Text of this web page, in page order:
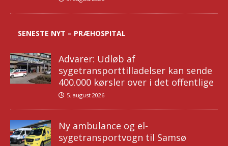
SENESTE NYT – PRÆHOSPITAL
Advarer: Udløb af
sygetransporttilladelser kan sende
400.000 kørsler over i det offentlige
5. august 2026
Ny ambulance og el-
sygetransportvogn til Samsø